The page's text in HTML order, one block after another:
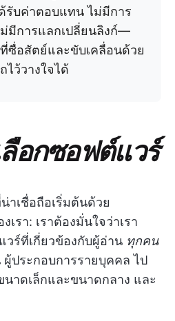
รับค่าตอบแทน ไม่มีการ
มีการแลกเปลี่ยนลิงก์—
ซื่อสัตย์และขับเคลื่อนด้วย
ว้วางใจได้
ลือกซอฟต์แวร์
าเชื่อถือเริ่มต้นด้วย
เรา: เราต้องมั่นใจว่าเรา
วร์ที่เกี่ยวข้องกับผู้อ่าน ทุกคน
ผู้ประกอบการรายบุคคล ไป
าดเล็กและขนาดกลาง และ